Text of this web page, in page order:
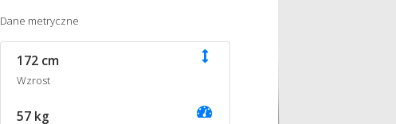
Dane metryczne
172 cm
Wzrost
57 kg